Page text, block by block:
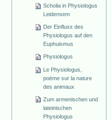
Scholia in Physiologus
Leidensem
Der Einfluss des
Physiologus auf den
Euphuismus
Physiologus
Le Physiologus,
poëme sur la nature
des animaux
Zum armenischen und
lateinischen
Physiologus